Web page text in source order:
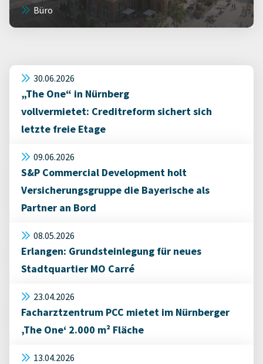
Büro
30.06.2026
„The One“ in Nürnberg
vollvermietet: Creditreform sichert sich
letzte freie Etage
09.06.2026
S&P Commercial Development holt
Versicherungsgruppe die Bayerische als
Partner an Bord
08.05.2026
Erlangen: Grundsteinlegung für neues
Stadtquartier MO Carré
23.04.2026
Facharztzentrum PCC mietet im Nürnberger
‚The One‘ 2.000 m² Fläche
13.04.2026